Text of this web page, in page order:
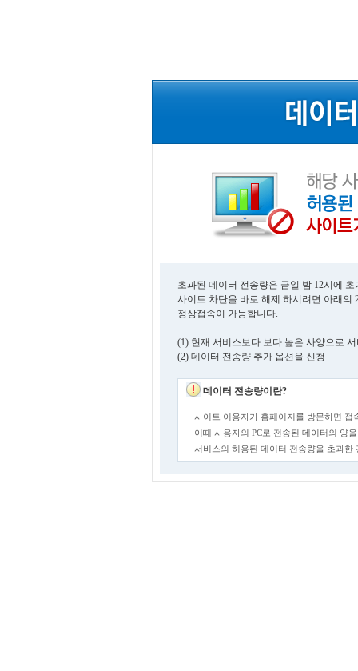
초과된 데이터 전송량은 금일 밤 12시에
사이트 차단을 바로 해제 하시려면 아래의
정상접속이 가능합니다.
(1) 현재 서비스보다 보다 높은 사양으로
(2) 데이터 전송량 추가 옵션을 신청
데이터 전송량이란?
사이트 이용자가 홈페이지를 방문하면 접
이때 사용자의 PC로 전송된 데이터의 양
서비스의 허용된 데이터 전송량을 초과